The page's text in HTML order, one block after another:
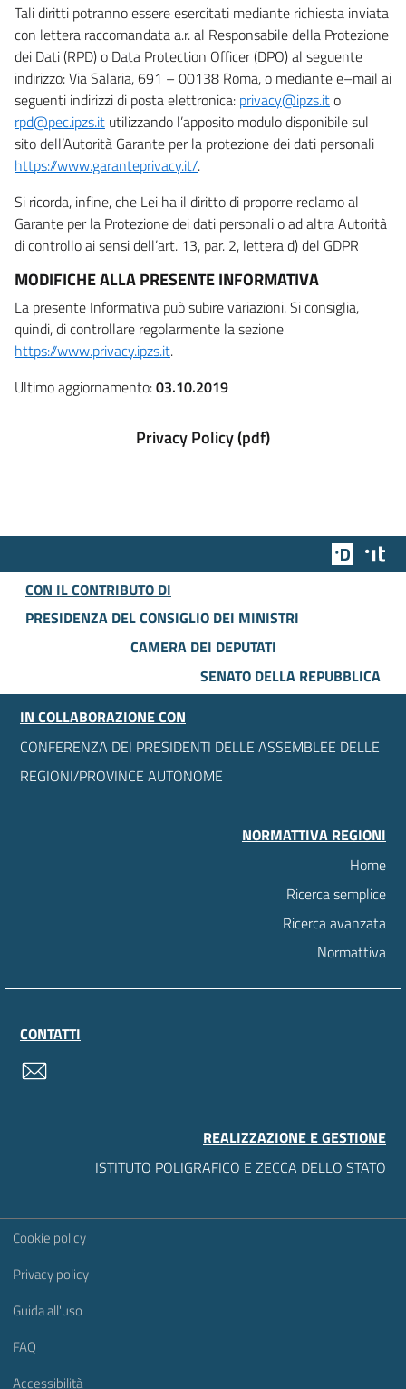
Tali diritti potranno essere esercitati mediante richiesta inviata
con lettera raccomandata a.r. al Responsabile della Protezione
dei Dati (RPD) o Data Protection Officer (DPO) al seguente
indirizzo: Via Salaria, 691 – 00138 Roma, o mediante e–mail ai
seguenti indirizzi di posta elettronica: privacy@ipzs.ito
rpd@pec.ipzs.it utilizzando l’apposito modulo disponibile sul
sito dell’Autorità Garante per la protezione dei dati personali
https://www.garanteprivacy.it/.
Si ricorda, infine, che Lei ha il diritto di proporre reclamo al
Garante per la Protezione dei dati personali o ad altra Autorità
di controllo ai sensi dell’art. 13, par. 2, lettera d) del GDPR
MODIFICHE ALLA PRESENTE INFORMATIVA
La presente Informativa può subire variazioni. Si consiglia,
quindi, di controllare regolarmente la sezione
https://www.privacy.ipzs.it.
Ultimo aggiornamento:03.10.2019
Privacy Policy (pdf)
Team
CON IL CONTRIBUTO DI
PRESIDENZA DEL CONSIGLIO DEI MINISTRI
CAMERA DEI DEPUTATI
SENATO DELLA REPUBBLICA
IN COLLABORAZIONE CON
CONFERENZA DEI PRESIDENTI DELLE ASSEMBLEE DELLE
REGIONI/PROVINCE AUTONOME
NORMATTIVA REGIONI
Home
Ricerca semplice
Ricerca avanzata
Normattiva
CONTATTI
REALIZZAZIONE E GESTIONE
ISTITUTO POLIGRAFICO E ZECCA DELLO STATO
Sezione Link Utili
Cookie policy
Privacy policy
Guida all'uso
FAQ
Accessibilità